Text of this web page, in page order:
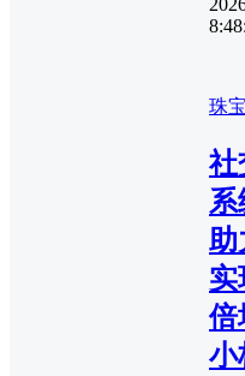
珠
社
助
实
倍
小